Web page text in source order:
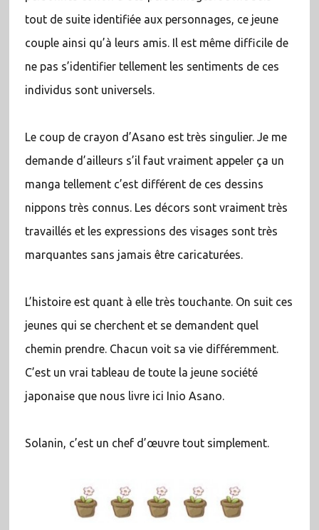
tout de suite identifiée aux personnages, ce jeune
couple ainsi qu’à leurs amis. Il est même difficile de
ne pas s’identifier tellement les sentiments de ces
individus sont universels.
Le coup de crayon d’Asano est très singulier. Je me
demande d’ailleurs s’il faut vraiment appeler ça un
manga tellement c’est différent de ces dessins
nippons très connus. Les décors sont vraiment très
travaillés et les expressions des visages sont très
marquantes sans jamais être caricaturées.
L’histoire est quant à elle très touchante. On suit ces
jeunes qui se cherchent et se demandent quel
chemin prendre. Chacun voit sa vie différemment.
C’est un vrai tableau de toute la jeune société
japonaise que nous livre ici Inio Asano.
Solanin, c’est un chef d’œuvre tout simplement.